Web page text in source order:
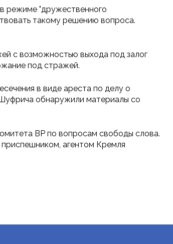
режиме "дружественного
такому решению вопроса.
с возможностью выхода под залог
под стражей.
в виде ареста по делу о
обнаружили материалы со
ВР по вопросам свободы слова.
агентом Кремля